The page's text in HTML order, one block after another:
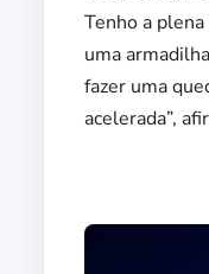
Tenho a
uma
fazer uma
acelerada”,